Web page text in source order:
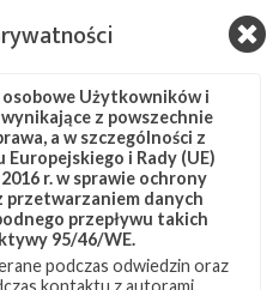
po starcie możliwe
niebie nad Polską. Listę
sprawdzić na stronie
swojej lokalizacji w
i wybraniu z listy misji z
16).
,Raul,CelesTrak,ElonX.net,
osobowe Użytkowników i
z powszechnie
a w szczególności z
i Rady (UE)
r. w sprawie ochrony
przetwarzaniem danych
przepływu takich
95/46/WE.
podczas odwiedzin oraz
kontaktu z autorami